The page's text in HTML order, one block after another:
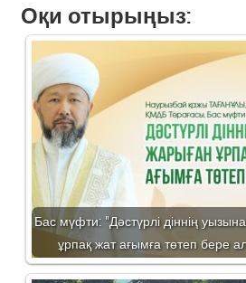
Оқи отырыңыз:
Бас мүфти: "Дәстүрлі діннің
ұрпақ жат ағымға төтеп бере